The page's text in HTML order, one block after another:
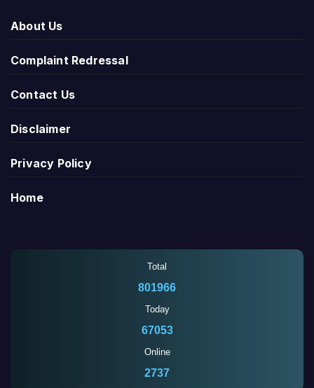
About Us
Complaint Redressal
Contact Us
Disclaimer
Privacy Policy
Home
Total
801966
Today
67053
Online
2737